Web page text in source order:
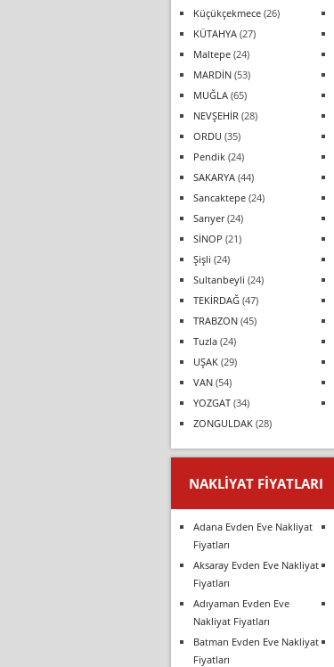
Küçükçekmece (26)
KÜTAHYA (27)
Maltepe (24)
MARDİN (53)
MUĞLA (65)
NEVŞEHİR (28)
ORDU (35)
Pendik (24)
SAKARYA (44)
Sancaktepe (24)
Sarıyer(24)
SİNOP (21)
Şişli (24)
Sultanbeyli (24)
TEKİRDAĞ (47)
TRABZON (45)
Tuzla (24)
UŞAK (29)
VAN (54)
YOZGAT (34)
ZONGULDAK (28)
NAKLIYAT FIYATLARI
Adana Evden Eve Nakliyat
Fiyatları
Aksaray Evden Eve Nakliyat
Fiyatları
Adıyaman Evden Eve
Nakliyat Fiyatları
Batman Evden Eve Nakliyat
Fiyatları